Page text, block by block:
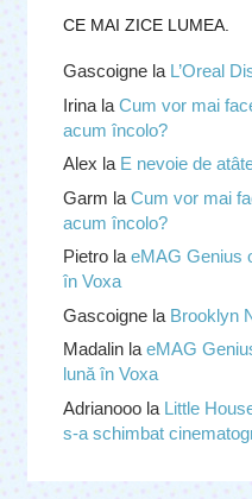
CE MAI ZICE LUMEA.
Gascoignela L’Oreal
Irinala Cum vor mai
acum încolo?
Alex la E nevoie de
Garm la Cum vor mai
acum încolo?
Pietrola eMAG Genius
în Voxa
Gascoignela Brooklyn
Madalinla eMAG
lună în Voxa
Adrianooola Little
s-a schimbat